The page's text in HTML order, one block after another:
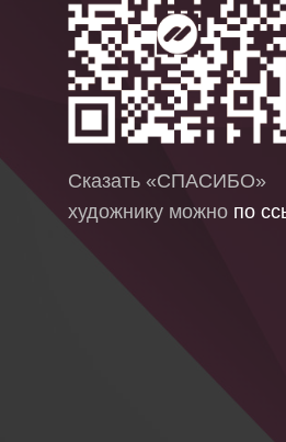
Сказать «СПАСИБО»
художнику можно по